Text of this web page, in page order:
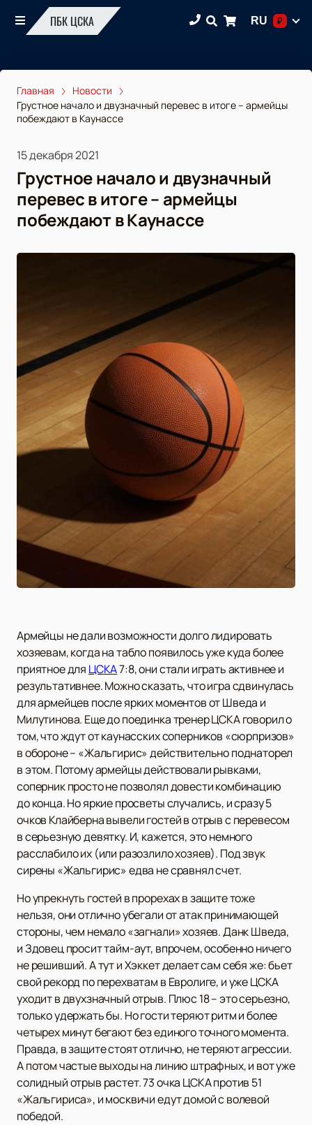
ПБК ЦСКА RU ₽
Главная
Новости
Грустное начало и двузначный перевес в итоге – армейцы
побеждают в Каунассе
15 декабря 2021
Грустное начало и двузначный
перевес в итоге – армейцы
побеждают в Каунассе
Армейцы не дали возможности долго лидировать
хозяевам, когда на табло появилось уже куда более
приятное для ЦСКА7:8, они стали играть активнее и
результативнее. Можно сказать, что игра сдвинулась
для армейцев после ярких моментов от Шведа и
Милутинова. Еще до поединка тренер ЦСКА говорил о
том, что ждут от каунасских соперников «сюрпризов»
в обороне – «Жальгирис» действительно поднаторел
в этом. Потому армейцы действовали рывками,
соперник просто не позволял довести комбинацию
до конца. Но яркие просветы случались, и сразу 5
очков Клайберна вывели гостей в отрыв с перевесом
в серьезную девятку. И, кажется, это немного
расслабило их (или разозлило хозяев). Под звук
сирены «Жальгирис» едва не сравнял счет.
Но упрекнуть гостей в прорехах в защите тоже
нельзя, они отлично убегали от атак принимающей
стороны, чем немало «загнали» хозяев. Данк Шведа,
и Здовец просит тайм-аут, впрочем, особенно ничего
не решивший. А тут и Хэккет делает сам себя же: бьет
свой рекорд по перехватам в Евролиге, и уже ЦСКА
уходит в двухзначный отрыв. Плюс 18 – это серьезно,
только удержать бы. Но гости теряют ритм и более
четырех минут бегают без единого точного момента.
Правда, в защите стоят отлично, не теряют агрессии.
А потом частые выходы на линию штрафных, и вот уже
солидный отрыв растет. 73 очка ЦСКА против 51
«Жальгириса», и москвичи едут домой с волевой
победой.